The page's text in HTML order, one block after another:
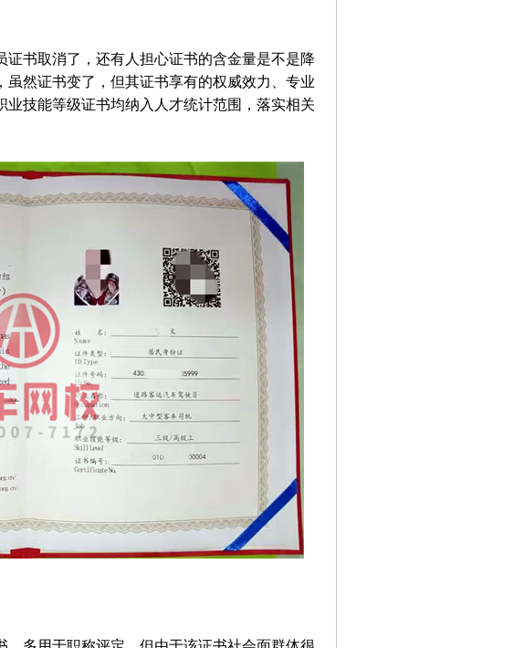
书取消了，还有人担心证书的含金量是不是降
然证书变了，但其证书享有的权威效力、专业
技能等级证书均纳入人才统计范围，落实相关